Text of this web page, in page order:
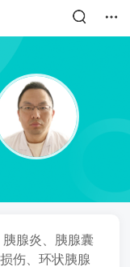
腺炎、胰腺囊
伤、环状胰腺